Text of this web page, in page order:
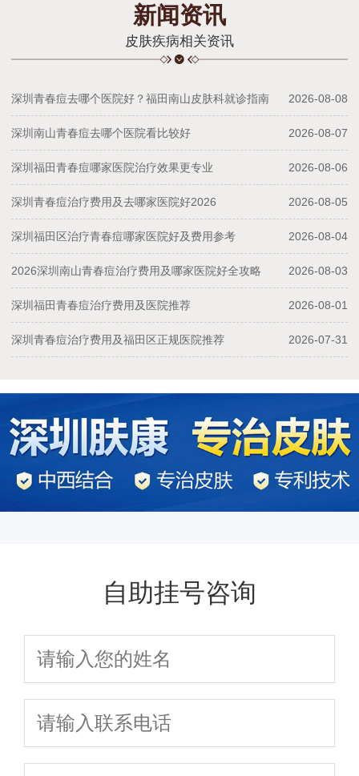
新闻资讯
皮肤疾病相关资讯
深圳青春痘去哪个医院好？福田南山皮肤科就诊指南 2026-08-08
深圳南山青春痘去哪个医院看比较好 2026-08-07
深圳福田青春痘哪家医院治疗效果更专业 2026-08-06
深圳青春痘治疗费用及去哪家医院好2026 2026-08-05
深圳福田区治疗青春痘哪家医院好及费用参考 2026-08-04
2026深圳南山青春痘治疗费用及哪家医院好全攻略 2026-08-03
深圳福田青春痘治疗费用及医院推荐 2026-08-01
深圳青春痘治疗费用及福田区正规医院推荐 2026-07-31
自助挂号咨询